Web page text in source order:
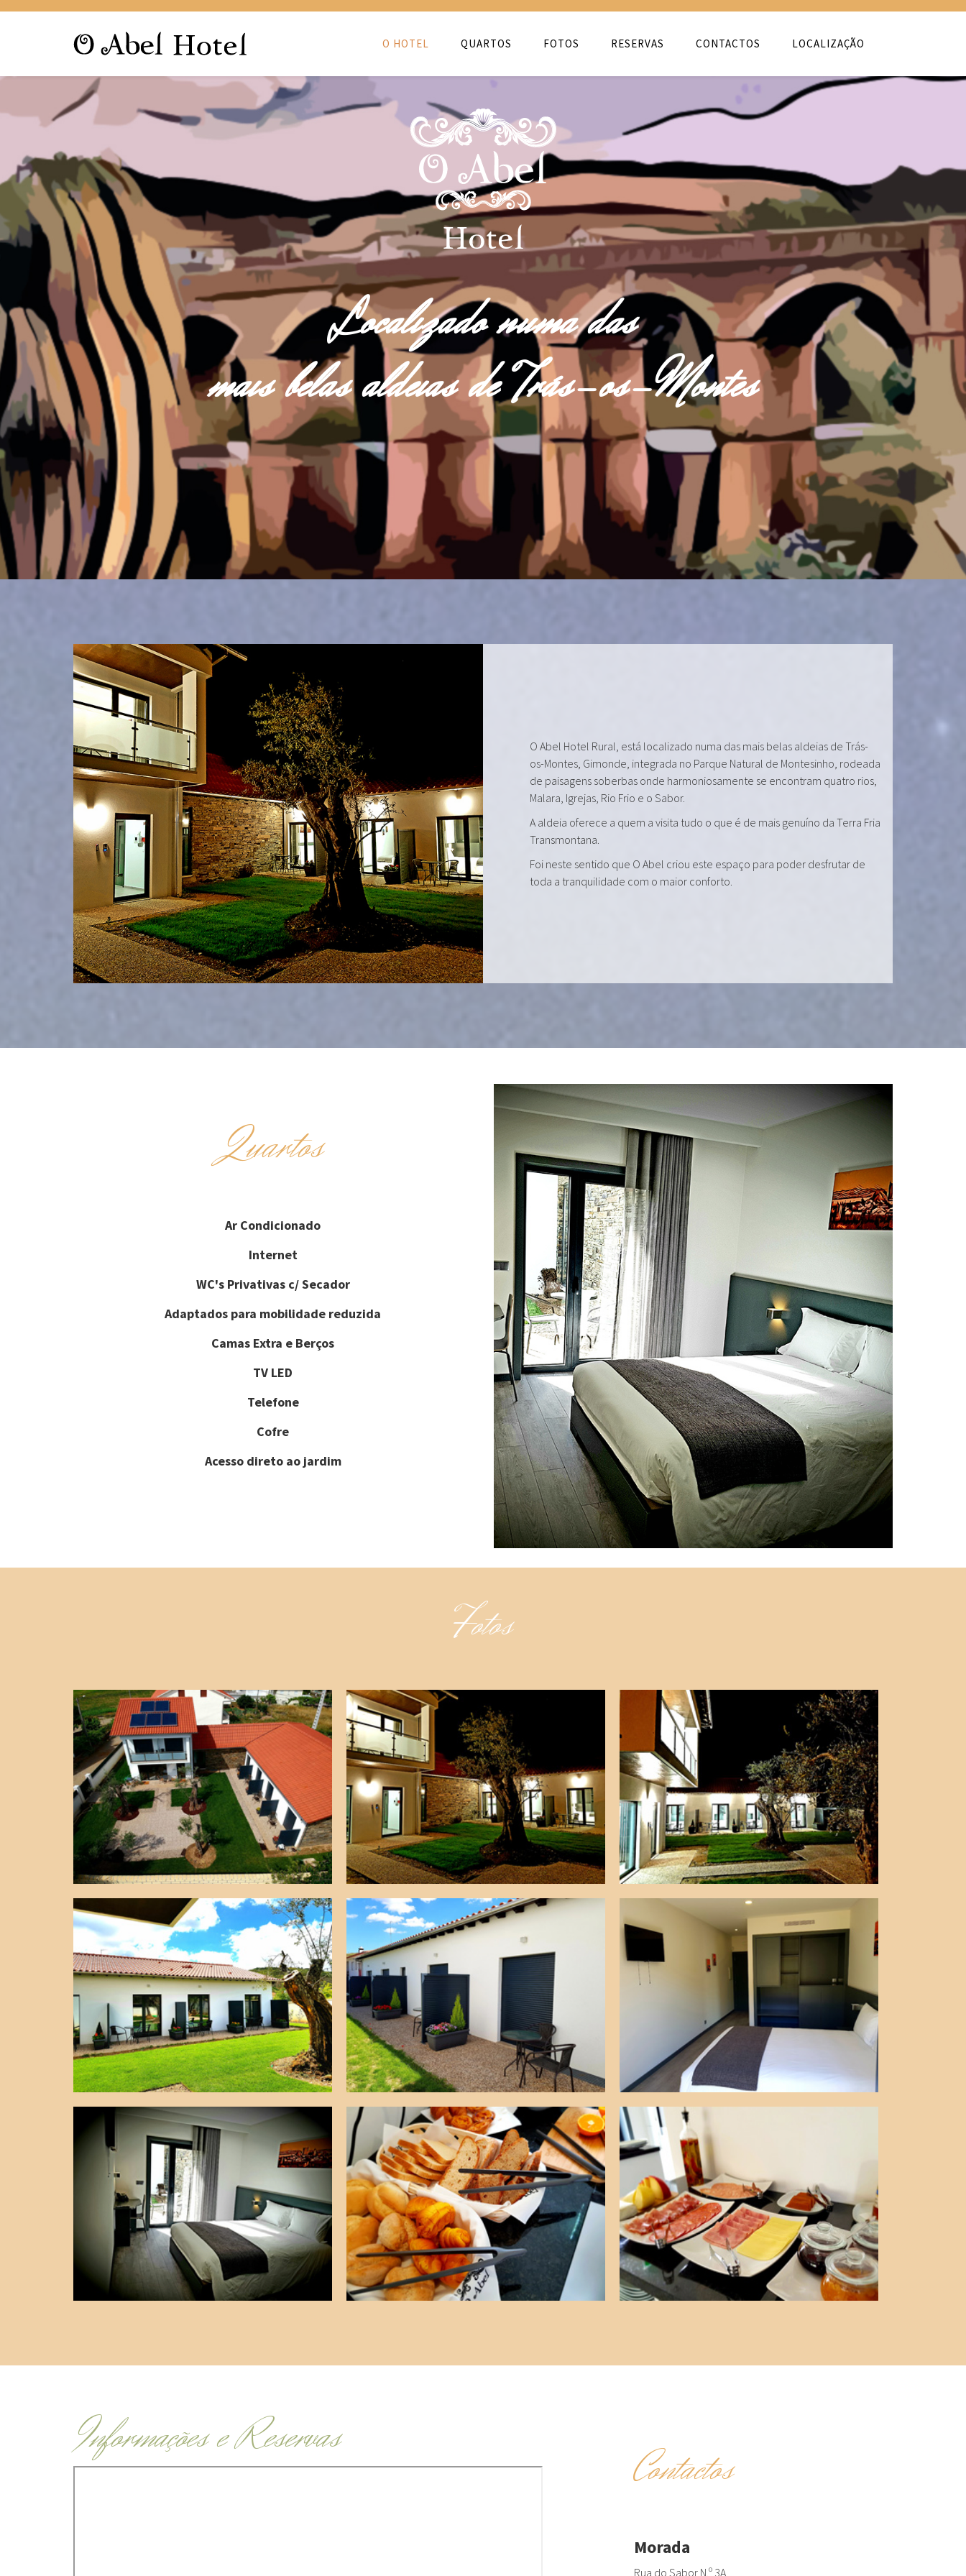
O HOTEL QUARTOS FOTOS RESERVAS CONTACTOS LOCALIZAÇÃO
Localizado numa das
mais belas aldeias de Trás-os-Montes
O Abel Hotel Rural, está localizado numa das mais belas aldeias de Trás-
os-Montes, Gimonde, integrada no Parque Natural de Montesinho, rodeada
de paisagens soberbas onde harmoniosamente se encontram quatro rios,
Malara, Igrejas, Rio Frio e o Sabor.
A aldeia oferece a quem a visita tudo o que é de mais genuíno da Terra Fria
Transmontana.
Foi neste sentido que O Abel criou este espaço para poder desfrutar de
toda a tranquilidade com o maior conforto.
Quartos
Ar Condicionado
Internet
WC's Privativas c/ Secador
Adaptados para mobilidade reduzida
Camas Extra e Berços
TV LED
Telefone
Cofre
Acesso direto ao jardim
Fotos
Informações e Reservas
Contactos
Morada
Rua do Sabor N.º 3A